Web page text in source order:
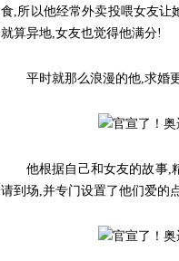
食,所以他经常外卖投喂女友让
就算异地,女友也觉得他满分!
平时就那么浪漫的他,求婚
他根据自己和女友的故事,
请到场,并专门设置了他们爱的